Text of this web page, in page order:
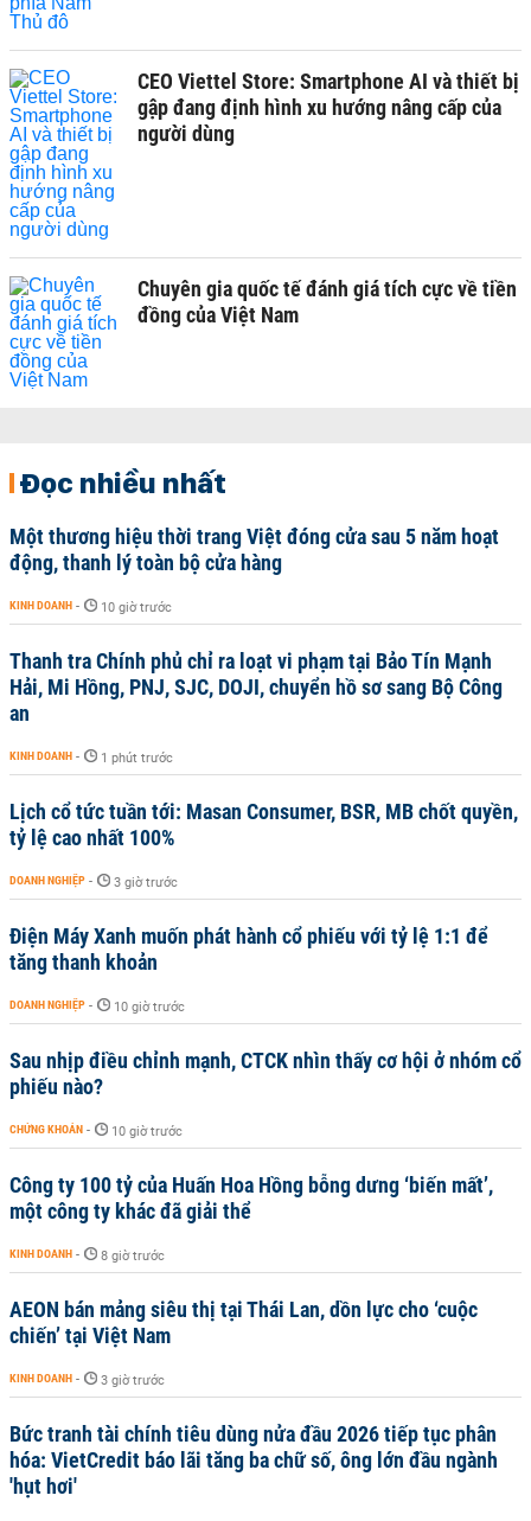
CEO Viettel Store: Smartphone AI và thiết bị
gập đang định hình xu hướng nâng cấp của
người dùng
Chuyên gia quốc tế đánh giá tích cực về tiền
đồng của Việt Nam
Đọc nhiều nhất
Một thương hiệu thời trang Việt đóng cửa sau 5 năm hoạt
động, thanh lý toàn bộ cửa hàng
KINH DOANH - 10 giờ trước
Thanh tra Chính phủ chỉ ra loạt vi phạm tại Bảo Tín Mạnh
Hải, Mi Hồng, PNJ, SJC, DOJI, chuyển hồ sơ sang Bộ Công
an
KINH DOANH - 1 phút trước
Lịch cổ tức tuần tới: Masan Consumer, BSR, MB chốt quyền,
tỷ lệ cao nhất 100%
DOANH NGHIỆP - 3 giờ trước
Điện Máy Xanh muốn phát hành cổ phiếu với tỷ lệ 1:1 để
tăng thanh khoản
DOANH NGHIỆP - 10 giờ trước
Sau nhịp điều chỉnh mạnh, CTCK nhìn thấy cơ hội ở nhóm cổ
phiếu nào?
CHỨNG KHOÁN - 10 giờ trước
Công ty 100 tỷ của Huấn Hoa Hồng bỗng dưng ‘biến mất’,
một công ty khác đã giải thể
KINH DOANH - 8 giờ trước
AEON bán mảng siêu thị tại Thái Lan, dồn lực cho ‘cuộc
chiến’ tại Việt Nam
KINH DOANH - 3 giờ trước
Bức tranh tài chính tiêu dùng nửa đầu 2026 tiếp tục phân
hóa: VietCredit báo lãi tăng ba chữ số, ông lớn đầu ngành
'hụt hơi'